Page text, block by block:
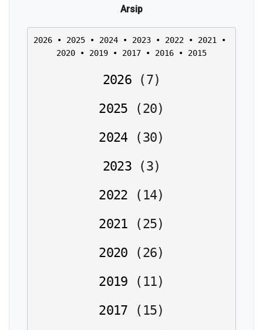
Arsip
2026 • 2025 • 2024 • 2023 • 2022 • 2021
2020 • 2019 • 2017 • 2016 • 2015
2026 (7)
2025
(20)
2024
(30)
2023
(3)
2022
( 14)
2021
(25)
2020
(26)
2019
( 11)
2017
( 15)